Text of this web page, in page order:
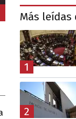
Más leídas
1
2